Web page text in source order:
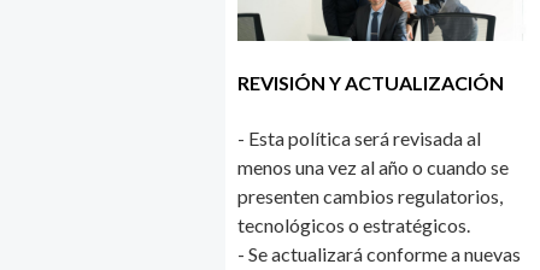
REVISIÓN Y ACTUALIZACIÓN
- Esta política será revisada al
menos una vez al año o cuando se
presenten cambios regulatorios,
tecnológicos o estratégicos.
- Se actualizará conforme a nuevas